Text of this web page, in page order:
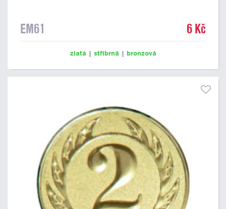
EM61 6 Kč
zlatá | stříbrná | bronzová